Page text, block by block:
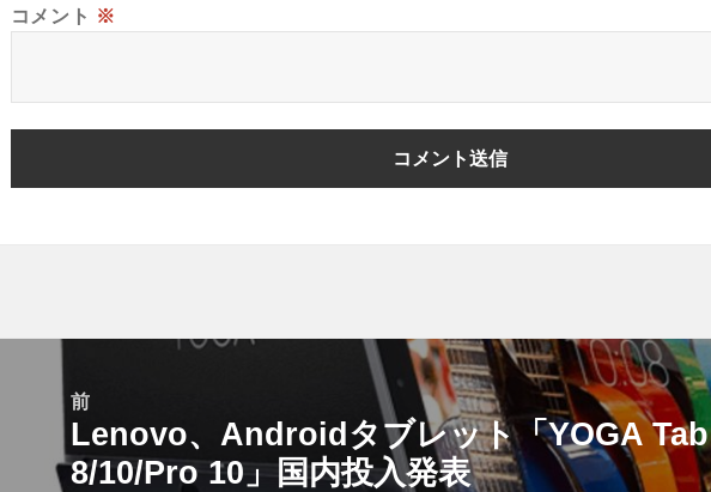
コメント ※
前
前
の
Lenovo、Androidタブレット「YOGA
8/10/Pro 10」国内投入発表